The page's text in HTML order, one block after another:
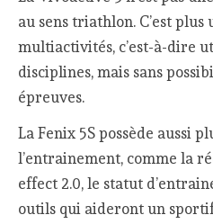
au sens triathlon. C’est plus
multiactivités, c’est-à-dire
disciplines, mais sans
épreuves.
La Fenix 5S possède aussi
l’entrainement, comme la
effect 2.0, le statut
outils qui aideront un